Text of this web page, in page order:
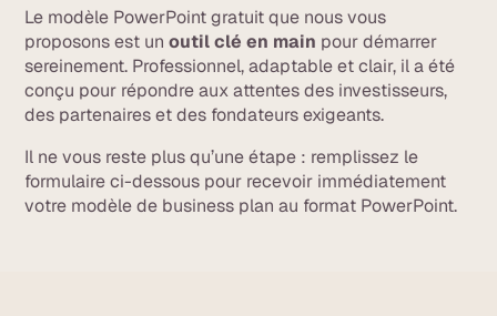
Le modèle PowerPoint gratuit que nous vous
proposons est unoutil clé en main pour démarrer
sereinement. Professionnel, adaptable et clair, il a été
conçu pour répondre aux attentes des investisseurs,
des partenaires et des fondateurs exigeants.
Il ne vous reste plus qu’une étape : remplissez le
formulaire ci-dessous pour recevoir immédiatement
votre modèle de business plan au format PowerPoint.